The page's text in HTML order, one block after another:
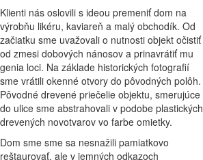
Klienti nás oslovili s ideou premeniť dom na
výrobňu likéru, kaviareň a malý obchodík. Od
začiatku sme uvažovali o nutnosti objekt očistiť
od zmesi dobových nánosov a prinavrátiť mu
genia loci. Na základe historických fotografií
sme vrátili okenné otvory do pôvodných polôh.
Pôvodné drevené priečelie objektu, smerujúce
do ulice sme abstrahovali v podobe plastických
drevených novotvarov vo farbe omietky.
Dom sme sme sa nesnažili pamiatkovo
reštaurovať, ale v jemných odkazoch